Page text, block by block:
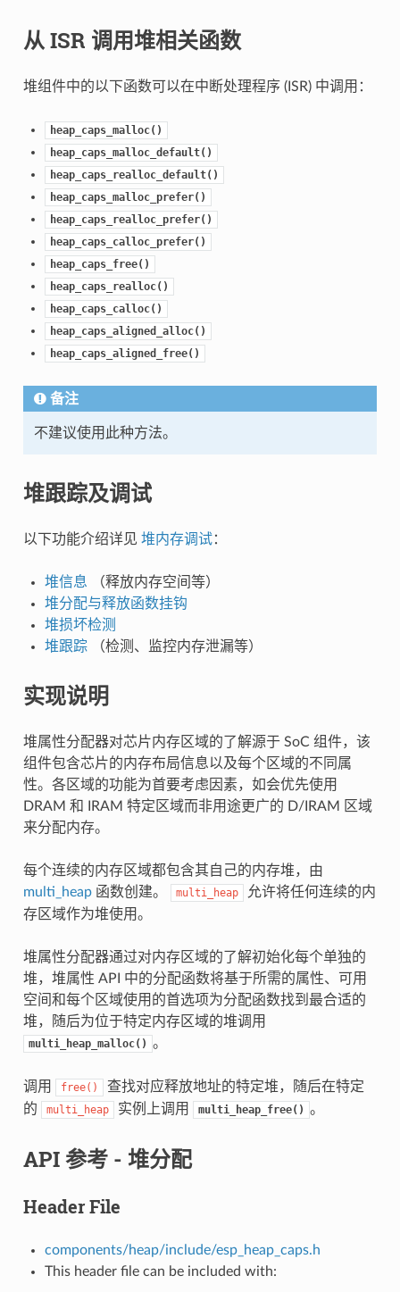
从 ISR 调用堆相关函数
堆组件中的以下函数可以在中断处理程序 (ISR) 中调用：
heap_caps_malloc()
heap_caps_malloc_default()
heap_caps_realloc_default()
heap_caps_malloc_prefer()
heap_caps_realloc_prefer()
heap_caps_calloc_prefer()
heap_caps_free()
heap_caps_realloc()
heap_caps_calloc()
heap_caps_aligned_alloc()
heap_caps_aligned_free()
备注
不建议使用此种方法。
堆跟踪及调试
以下功能介绍详见 堆内存调试：
堆信息 （释放内存空间等）
堆分配与释放函数挂钩
堆损坏检测
堆跟踪（检测、监控内存泄漏等）
实现说明
堆属性分配器对芯片内存区域的了解源于 SoC 组件，该
组件包含芯片的内存布局信息以及每个区域的不同属
性。各区域的功能为首要考虑因素，如会优先使用
DRAM 和 IRAM 特定区域而非用途更广的 D/IRAM 区域
来分配内存。
每个连续的内存区域都包含其自己的内存堆，由
multi_heap函数创建。 multi_heap
允许将任何连续的内
存区域作为堆使用。
堆属性分配器通过对内存区域的了解初始化每个单独的
堆，堆属性 API 中的分配函数将基于所需的属性、可用
空间和每个区域使用的首选项为分配函数找到最合适的
堆，随后为位于特定内存区域的堆调用
multi_heap_malloc() 。
调用 free()
查找对应释放地址的特定堆，随后在特定
的
multi_heap 实例上调用 multi_heap_free() 。
API 参考 - 堆分配
Header File
components/heap/include/esp_heap_caps.h
This header file can be included with: